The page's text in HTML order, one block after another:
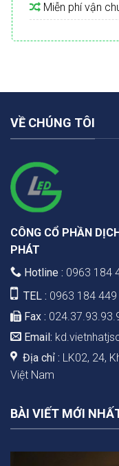
Miễn phí vận
VỀ CHÚNG TÔI
CÔNG CỔ PHẦN
PHÁT
Hotline : 0963 184
TEL : 0963 184 449
Fax :
Email:
Địa chỉ : LK02, 24,
Việt Nam
BÀI VIẾT MỚI